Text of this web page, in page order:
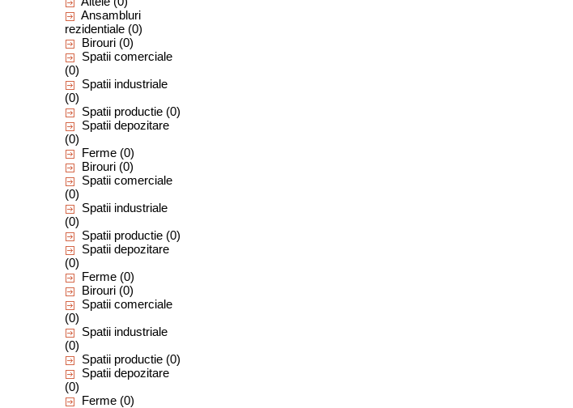
Ansambluri
rezidentiale(0)
Birouri(0)
Spatii comerciale
(0)
Spatii industriale
(0)
Spatii productie(0)
Spatii depozitare
(0)
Ferme(0)
Birouri(0)
Spatii comerciale
(0)
Spatii industriale
(0)
Spatii productie(0)
Spatii depozitare
(0)
Ferme(0)
Birouri(0)
Spatii comerciale
(0)
Spatii industriale
(0)
Spatii productie(0)
Spatii depozitare
(0)
Ferme(0)